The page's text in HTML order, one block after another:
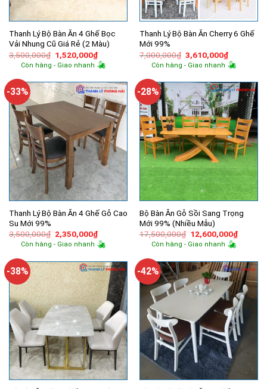
Thanh Lý Bộ Bàn Ăn 4 Ghế Bọc
Vải Nhung Cũ Giá Rẻ (2 Màu)
3,500,000₫ Giá
gốc
là:
1,520,000₫Giá
hiện
tại
1,520,000₫.
Còn hàng - Giao nhanh
Thanh Lý Bộ Bàn Ăn Cherry 6 Ghế
Mới 99%
7,000,000₫ Giá
gốc
là:
3,610,000₫Giá
hiện
tại
Còn hàng - Giao nhanh
-33%
Thanh Lý Bộ Bàn Ăn 4 Ghế Gỗ Cao
Su Mới 99%
3,500,000₫ Giá
gốc
là:
2,350,000₫Giá
hiện
tại
2,350,000₫.
Còn hàng - Giao nhanh
-28%
Bộ Bàn Ăn Gỗ Sồi Sang Trọng
Mới 99% (Nhiều Mẫu)
17,500,000₫ Giá
gốc
là:
12,600,000₫Giá
hiện
Còn hàng - Giao nhanh
-38% -42%